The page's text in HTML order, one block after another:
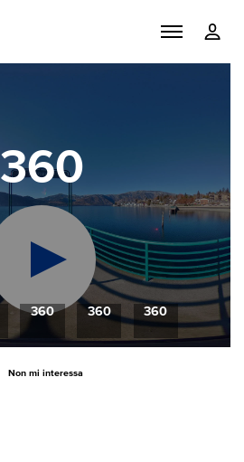
360
360 360 360
Non mi interessa